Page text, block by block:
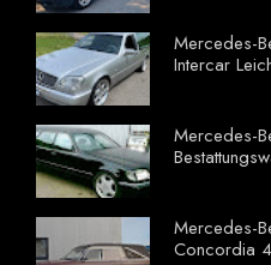
Mercedes-
Intercar
Mercedes-
Mercedes-
Concordia